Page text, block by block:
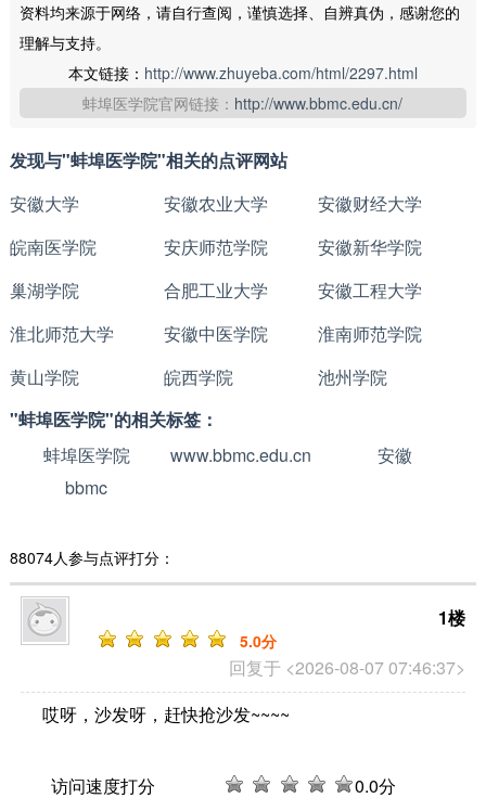
资料均来源于网络，请自行查阅，谨慎选择、自辨真伪，感谢您的
理解与支持。
本文链接： http://www.zhuyeba.com/html/2297.html
蚌埠医学院官网链接： http://www.bbmc.edu.cn/
发现与"蚌埠医学院"相关的点评网站
安徽大学
安徽农业大学
安徽财经大学
皖南医学院
安庆师范学院
安徽新华学院
巢湖学院
合肥工业大学
安徽工程大学
淮北师范大学
安徽中医学院
淮南师范学院
黄山学院
皖西学院
池州学院
"蚌埠医学院"的相关标签：
蚌埠医学院
www.bbmc.edu.cn
安徽
bbmc
88074人参与点评打分：
回复于 <2026-08-07 07:46:37>
1楼
5.0分
哎呀，沙发呀，赶快抢沙发~~~~
访问速度打分 0.0分